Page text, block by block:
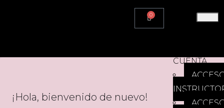
0
CUENTA
¡Hola, bienvenido de nuevo!